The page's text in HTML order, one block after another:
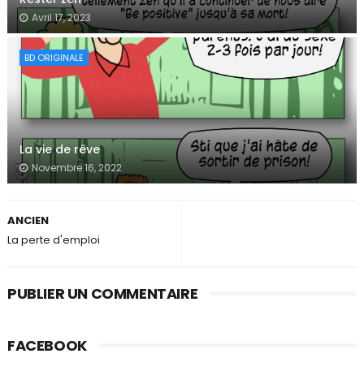
Avril 17, 2023
BD ORIGINALE
La vie de rêve
Novembre 16, 2022
ANCIEN
La perte d'emploi
PUBLIER UN COMMENTAIRE
FACEBOOK